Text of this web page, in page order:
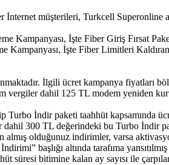
müşterileri, Turkcell Superonline
Kampanyası, İşte Fiber Giriş Fırsat
İşte Fiber Limitleri
İlgili ücret kampanya fiyatları
dahil 125 TL modem yeniden
İndir paketi taahhüt kapsamında
300 TL değerindeki bu Turbo İndir
almış olduğunuz indirimler, varsa
başlığı altında tarafıma
bitimine kalan ay sayısı ile